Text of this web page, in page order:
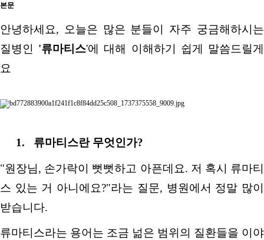
본문
안녕하세요,
오늘은 많은 분들이 자주 궁금해하시는
질병인 '류마티스'에 대해 이해하기 쉽게 말씀드릴게
요
1. 류마티스란 무엇인가?
"원장님, 손가락이 뻣뻣하고 아픈데요. 저 혹시 류마티
스 있는 거 아니에요?"라는 질문, 병원에서 정말 많이
받습니다.
류마티스라는 용어는 조금 넒은 범위의 질환들을 이야